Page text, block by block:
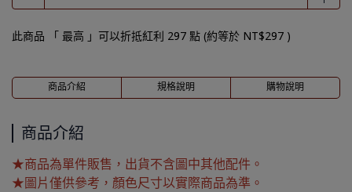
此商品 「 最高 」可以折抵紅利 297 點 (約等於 NT$297 )
商品介紹 規格說明 購物說明
商品介紹
★商品為單件販售，出貨不含圖中其他配件。
★圖片僅供參考，顏色尺寸以實際商品為準。